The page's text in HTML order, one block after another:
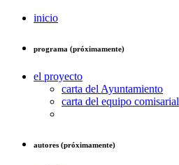
inicio
programa (próximamente)
el proyecto
carta del Ayuntamiento
carta del equipo comisarial
autores (próximamente)